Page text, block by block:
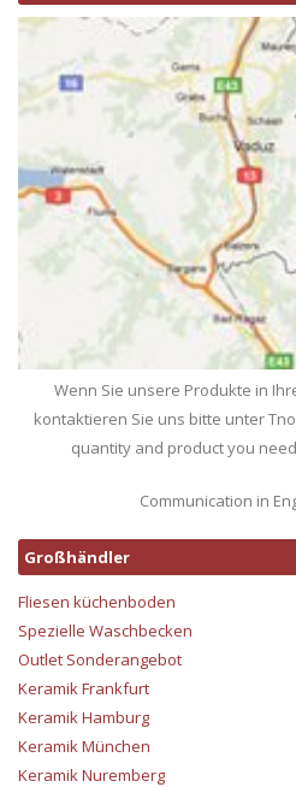
Wenn Sie unsere Produkte in
kontaktieren Sie uns bitte unter
quantity and product you
Communication in
Großhändler
Fliesen küchenboden
Spezielle Waschbecken
Outlet Sonderangebot
Keramik Frankfurt
Keramik Hamburg
Keramik München
Keramik Nuremberg